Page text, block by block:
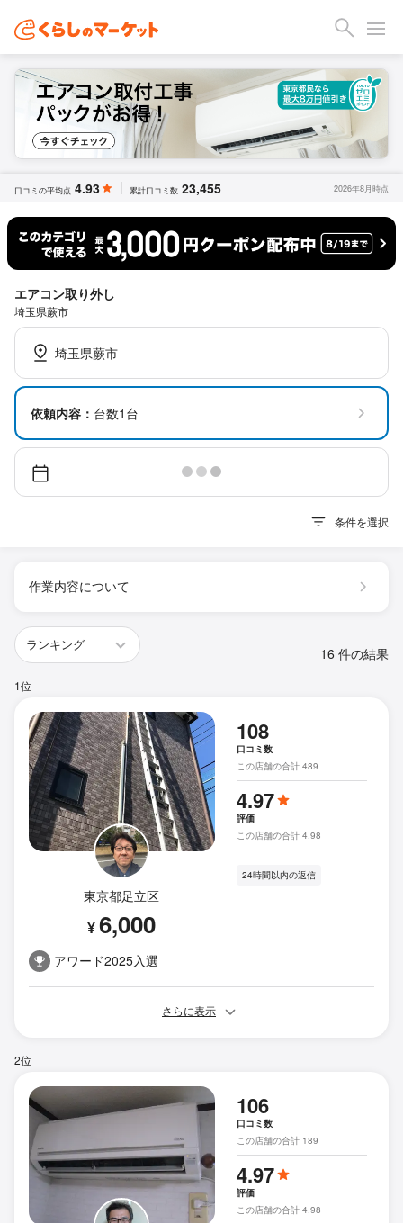
口コミの平均点 4.93 累計口コミ数 23,455 2026年8月時点
エアコン取り外し
埼玉県蕨市
埼玉県蕨市
依頼内容： 台数1台
条件を選択
作業内容について
16 件の結果
1位
東京都足立区
¥6,000
アワード2025入選
108
口コミ数
この店舗の合計 489
4.97
評価
この店舗の合計 4.98
24時間以内の返信
さらに表示
2位
106
口コミ数
この店舗の合計 189
4.97
評価
この店舗の合計 4.98